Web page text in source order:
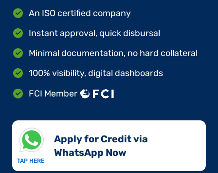
An ISO certified company
Instant approval, quick disbursal
Minimal documentation, no hard collateral
100% visibility, digital dashboards
FCI Member
TAP HERE
Apply for Credit via
WhatsApp Now​